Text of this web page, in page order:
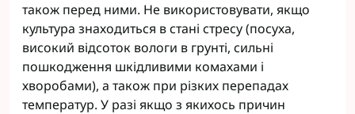
також перед ними. Не використовувати, якщо
культура знаходиться в стані стресу (посуха,
високий відсоток вологи в грунті, сильні
пошкодження шкідливими комахами і
хворобами), а також при різких перепадах
температур. У разі якщо з якихось причин